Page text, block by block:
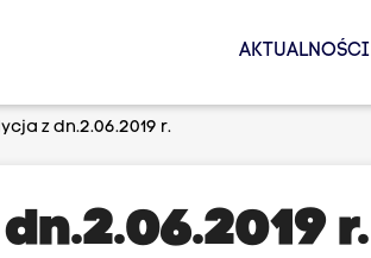
AKTUALNOŚCI
z dn.2.06.2019 r.
r.